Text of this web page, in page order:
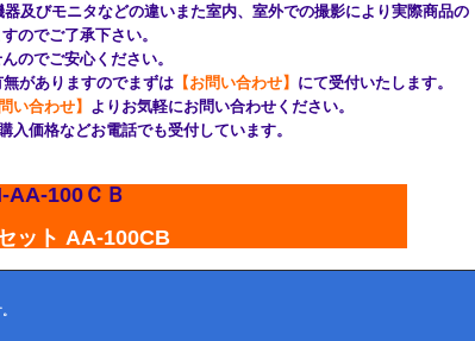
及びモニタなどの違いまた室内、室外での撮影により実際商品の
ご了承下さい。
でご安心ください。
がありますのでまずは 【お問い合わせ】 にて受付いたします。
い合わせ】 よりお気軽にお問い合わせください。
格などお電話でも受付しています。
AA-100ＣＢ
ット AA-100CB